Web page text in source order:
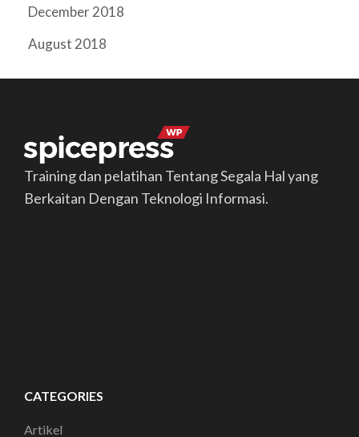
December 2018
August 2018
Training dan pelatihan Tentang Segala Hal yang
Berkaitan Dengan Teknologi Informasi.
CATEGORIES
Artikel